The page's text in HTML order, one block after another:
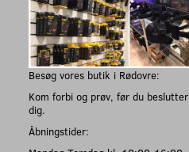
Besøg vores butik i Rødovre:
Kom forbi og prøv, før du beslutter
dig.
Åbningstider: